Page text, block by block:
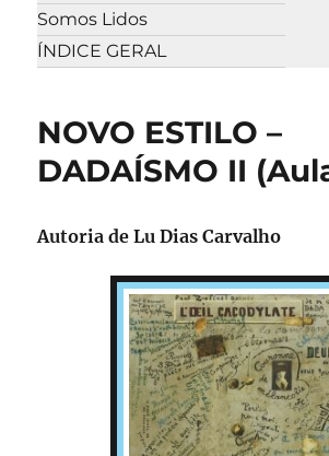
Somos Lidos
ÍNDICE GERAL
NOVO ESTILO –
DADAÍSMO II
Autoria deLu Dias Carvalho